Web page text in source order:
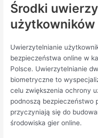
Środki
użytkowników
Uwierzytelnianie
bezpieczeństwa online w
Polsce. Uwierzytelnianie
biometryczne to
celu zwiększenia ochrony
podnoszą bezpieczeństwo
przyczyniają się do
środowiska gier online.